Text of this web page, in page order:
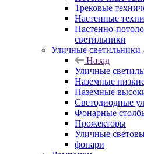
Трековые
Настенные
Настенно-
светильники
Уличные светильники
Назад
Уличные
Наземные
Наземные
Светодиодные
Фонарные
Прожекторы
Уличные
фонари